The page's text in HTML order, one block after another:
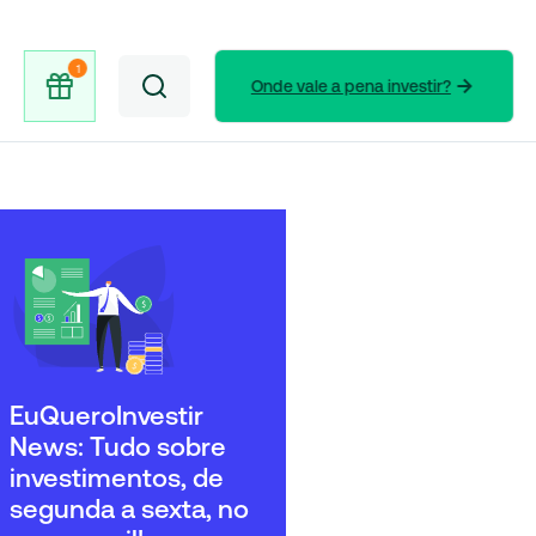
Onde vale a pena investir?
EuQueroInvestir
News: Tudo sobre
investimentos, de
segunda a sexta, no